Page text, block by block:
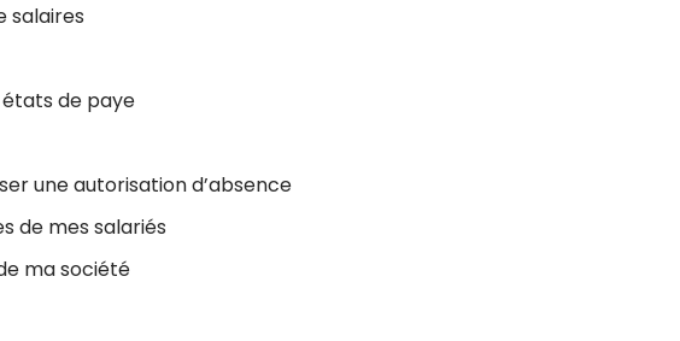
salaires
de paye
une autorisation d’absence
de mes salariés
ma société